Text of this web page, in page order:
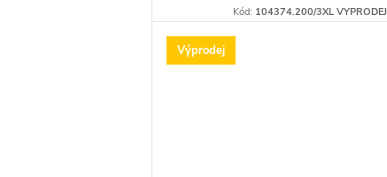
5000mm. Vnitřní podšívka zajistí
Kód: 104374.200/3XL VYPRODEJ
Výprodej